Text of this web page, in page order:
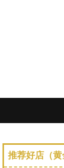
推荐好店（黄